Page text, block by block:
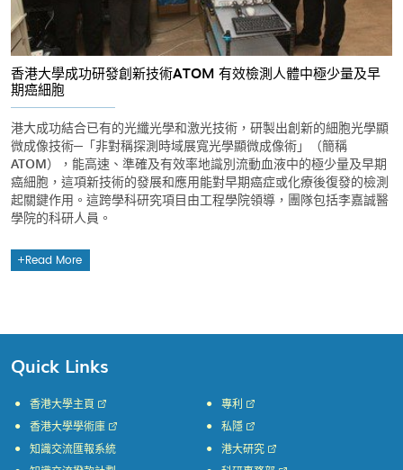
香港大學成功研發創新技術ATOM 有效檢測人體中極少量及早
期癌細胞
港大成功結合已有的光纖光學和激光技術，研製出創新的細胞光學顯
微成像技術─「非對稱探測時域展寬光學顯微成像術」（簡稱
ATOM），能高速、準確及有效率地識別流動血液中的極少量及早期
癌細胞，這項新技術的發展和應用能對早期癌症或化療後復發的檢測
起關鍵作用。這跨學科研究項目由工程學院領導，團隊包括李嘉誠醫
學院的科研人員。
Read More
Quick Links
香港大學主頁
香港大學學術庫
知識交流匯報系統
專利
私隱
港大研究